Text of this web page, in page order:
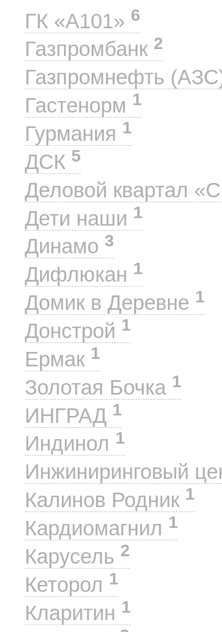
ГК «А101» 6
Газпромбанк 2
Газпромнефть
Гастенорм 1
Гурмания 1
ДСК 5
Деловой квартал
Дети наши 1
Динамо 3
Дифлюкан 1
Домик в Деревне 1
Донстрой 1
Ермак 1
Золотая Бочка 1
ИНГРАД 1
Индинол 1
Инжиниринговый
Калинов Родник 1
Кардиомагнил 1
Карусель 2
Кеторол 1
Кларитин 1